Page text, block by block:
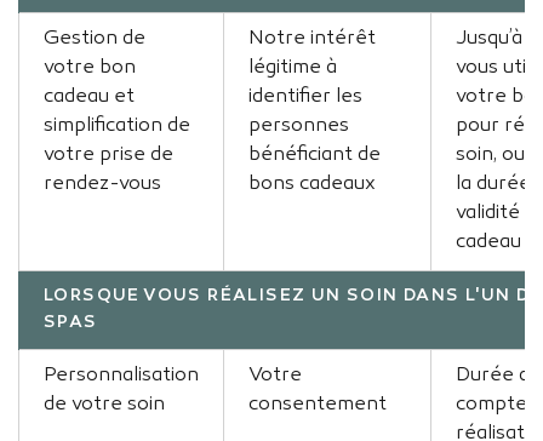
Gestion de
votre bon
cadeau et
simplification de
votre prise de
rendez-vous
Notre intérêt
légitime à
identifier les
personnes
bénéficiant de
bons cadeaux
Jusqu’à
vous
votre
pour
soin, ou
la durée
validité
cadeau
LORSQUE VOUS RÉALISEZ UN SOIN DANS L'UN
SPAS
Personnalisation
de votre soin
Votre
consentement
Durée
compter